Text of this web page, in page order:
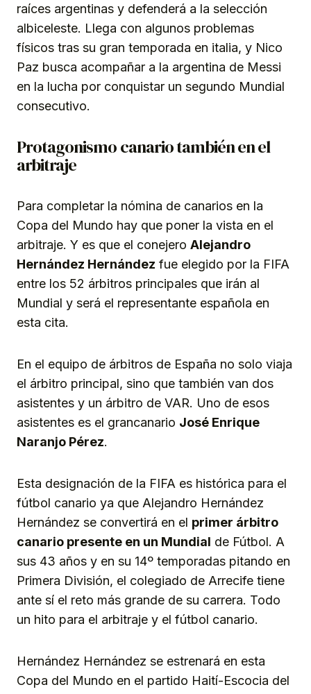
raíces argentinas y defenderá a la selección
albiceleste. Llega con algunos problemas
físicos tras su gran temporada en italia, y Nico
Paz busca acompañar a la argentina de Messi
en la lucha por conquistar un segundo Mundial
consecutivo.
Protagonismo canario también en el
arbitraje
Para completar la nómina de canarios en la
Copa del Mundo hay que poner la vista en el
arbitraje. Y es que el conejero Alejandro
Hernández Hernández fue elegido por la FIFA
entre los 52 árbitros principales que irán al
Mundial y será el representante española en
esta cita.
En el equipo de árbitros de España no solo viaja
el árbitro principal, sino que también van dos
asistentes y un árbitro de VAR. Uno de esos
asistentes es el grancanario José Enrique
Naranjo Pérez.
Esta designación de la FIFA es histórica para el
fútbol canario ya que Alejandro Hernández
Hernández se convertirá en el primer árbitro
canario presente en un Mundial de Fútbol. A
sus 43 años y en su 14º temporadas pitando en
Primera División, el colegiado de Arrecife tiene
ante sí el reto más grande de su carrera. Todo
un hito para el arbitraje y el fútbol canario.
Hernández Hernández se estrenará en esta
Copa del Mundo en el partido Haití-Escocia del